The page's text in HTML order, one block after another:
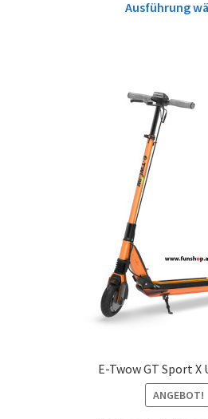
Ausführung
E-Twow GT Sport
ANGEBOT!